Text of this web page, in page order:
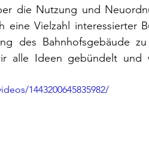
die Nutzung und
Vielzahl interessierter
des Bahnhofsgebäude
alle Ideen gebündelt
1443200645835982/